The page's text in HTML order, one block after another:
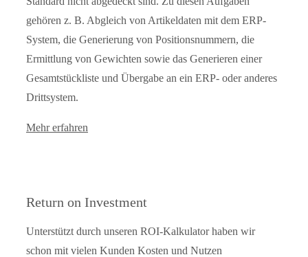
gehören z. B. Abgleich von Artikeldaten mit dem ERP-
System, die Generierung von Positionsnummern, die
Ermittlung von Gewichten sowie das Generieren einer
Gesamtstückliste und Übergabe an ein ERP- oder anderes
Drittsystem.
Mehr erfahren
Return on Investment
Unterstützt durch unseren ROI-Kalkulator haben wir
schon mit vielen Kunden Kosten und Nutzen